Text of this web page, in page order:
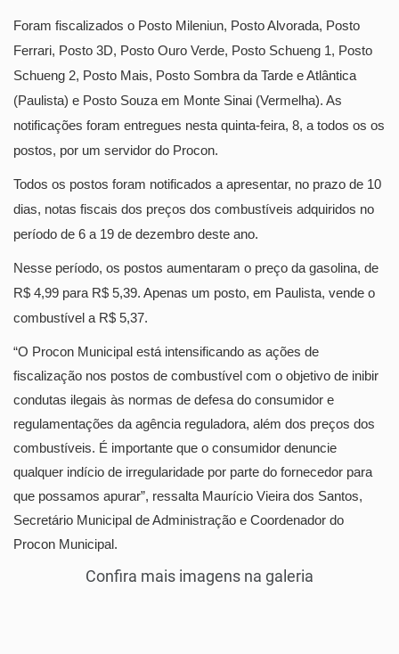
Foram fiscalizados o Posto Mileniun, Posto Alvorada, Posto
Ferrari, Posto 3D, Posto Ouro Verde, Posto Schueng 1, Posto
Schueng 2, Posto Mais, Posto Sombra da Tarde e Atlântica
(Paulista) e Posto Souza em Monte Sinai (Vermelha). As
notificações foram entregues nesta quinta-feira, 8, a todos os os
postos, por um servidor do Procon.
Todos os postos foram notificados a apresentar, no prazo de 10
dias, notas fiscais dos preços dos combustíveis adquiridos no
período de 6 a 19 de dezembro deste ano.
Nesse período, os postos aumentaram o preço da gasolina, de
R$ 4,99 para R$ 5,39. Apenas um posto, em Paulista, vende o
combustível a R$ 5,37.
“O Procon Municipal está intensificando as ações de
fiscalização nos postos de combustível com o objetivo de inibir
condutas ilegais às normas de defesa do consumidor e
regulamentações da agência reguladora, além dos preços dos
combustíveis. É importante que o consumidor denuncie
qualquer indício de irregularidade por parte do fornecedor para
que possamos apurar”, ressalta Maurício Vieira dos Santos,
Secretário Municipal de Administração e Coordenador do
Procon Municipal.
Confira mais imagens na galeria